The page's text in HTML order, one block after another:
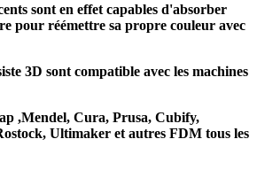
sont en effet capables d'absorber
pour réémettre sa propre couleur avec
3D sont compatible avec les machines
,Mendel, Cura, Prusa, Cubify,
Ultimaker et autres FDM tous les